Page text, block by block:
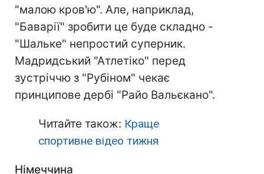
"малою кров'ю". Але, наприклад,
"Баварії" зробити це буде складно -
"Шальке" непростий суперник.
Мадридський "Атлетіко" перед
зустріччю з "Рубіном" чекає
принципове дербі "Райо Вальєкано".
Читайте також: Краще
спортивне відео тижня
Німеччина